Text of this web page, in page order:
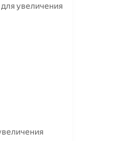
увеличения